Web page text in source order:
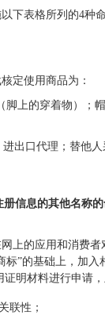
下表格所列的4种
定使用商品为：
上的穿着物）；
出口代理；替他
信息的其他名称
上的应用和消费
”的基础上，加
明材料进行申请，
联性；